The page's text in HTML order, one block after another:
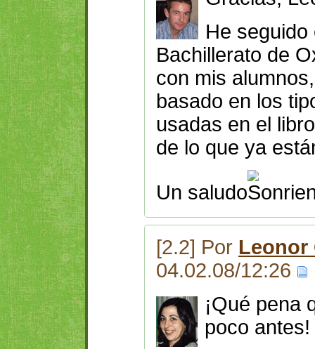
He seguido
Bachillerato de
con mis
basado en los
usadas en el
de lo que ya
Un saludo
[2.2] Por Leonor
04.02.08/12:26
¡Qué pena
poco antes!